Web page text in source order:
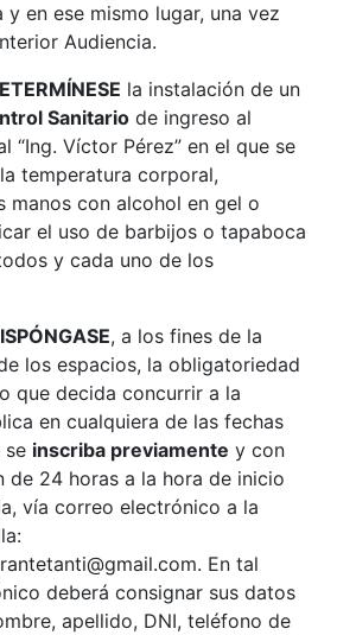
y en ese mismo lugar, una vez
Audiencia.
la instalación de un
Sanitariode ingreso al
“Ing. Víctor Pérez” en el que se
temperatura corporal,
manos con alcohol en gel o
el uso de barbijos o tapaboca
y cada uno de los
, a los fines de la
los espacios, la obligatoriedad
que decida concurrir a la
en cualquiera de las fechas
se inscriba previamente y con
de 24 horas a la hora de inicio
vía correo electrónico a la
. En tal
deberá consignar sus datos
apellido, DNI, teléfono de